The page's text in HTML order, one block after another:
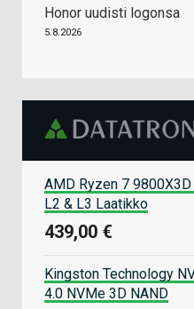
Honor uudisti logonsa
5.8.2026
AMD Ryzen 7
L2 & L3 Laatikko
439,00 €
Kingston Technology
4.0 NVMe 3D NAND